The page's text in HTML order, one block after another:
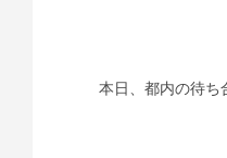
本日、都内の待ち